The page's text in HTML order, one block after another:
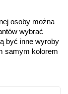
Małgorzata
868 Kraków; NIP:
poniżej 3 lat
z białego złota
osoby można
wybrać
być inne wyroby
samym kolorem